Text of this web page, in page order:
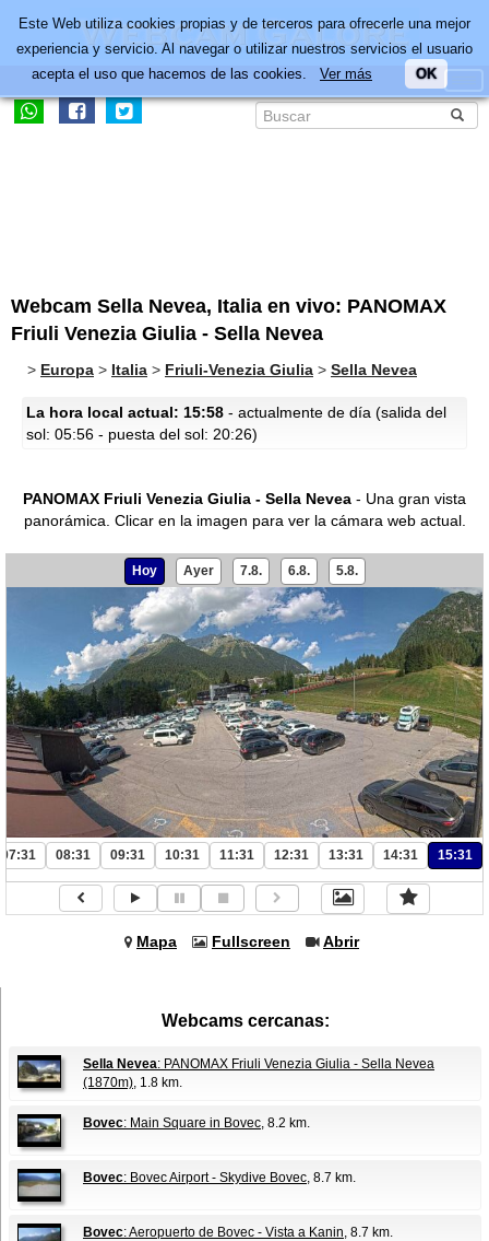
Webcam Sella Nevea, Italia en vivo: PANOMAX
Friuli Venezia Giulia - Sella Nevea
> Europa > Italia > Friuli-Venezia Giulia > Sella Nevea
La hora local actual: 15:58 - actualmente de día (salida del
sol: 05:56 - puesta del sol: 20:26)
PANOMAX Friuli Venezia Giulia - Sella Nevea - Una gran vista
panorámica. Clicar en la imagen para ver la cámara web actual.
Hoy Ayer 7.8. 6.8. 5.8.
07:31 08:31 09:31 10:31 11:31 12:31 13:31 14:31 15:31
Mapa Fullscreen Abrir
Webcams cercanas:
Sella Nevea: PANOMAX Friuli Venezia Giulia - Sella Nevea
(1870m), 1.8 km.
Bovec: Main Square in Bovec, 8.2 km.
Bovec: Bovec Airport - Skydive Bovec, 8.7 km.
Bovec: Aeropuerto de Bovec - Vista a Kanin, 8.7 km.
Este Web utiliza cookies propias y de terceros para ofrecerle una mejor
experiencia y servicio. Al navegar o utilizar nuestros servicios el usuario
acepta el uso que hacemos de las cookies. Ver más OK